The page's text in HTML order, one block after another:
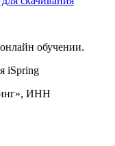
обучении.
iSpring
ИНН